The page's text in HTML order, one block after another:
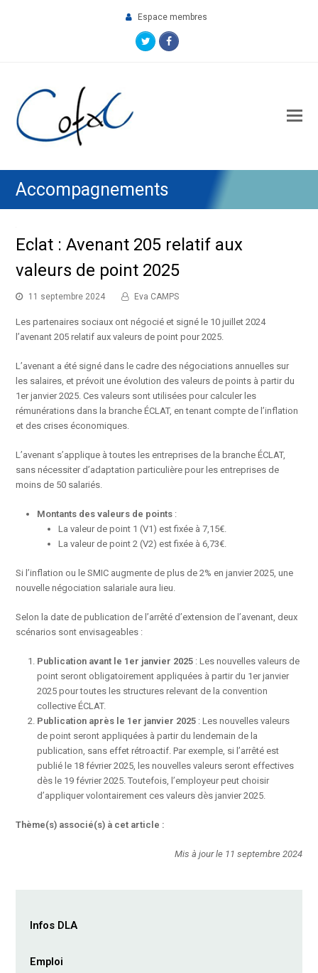
Espace membres
TwitterFacebook
Accompagnements
Eclat : Avenant 205 relatif aux
valeurs de point 2025
11 septembre 2024 Eva CAMPS
Les partenaires sociaux ont négocié et signé le 10 juillet 2024
l’avenant 205 relatif aux valeurs de point pour 2025.
L’avenant a été signé dans le cadre des négociations annuelles sur
les salaires, et prévoit une évolution des valeurs de points à partir du
1er janvier 2025. Ces valeurs sont utilisées pour calculer les
rémunérations dans la branche ÉCLAT, en tenant compte de l’inflation
et des crises économiques.
L’avenant s’applique à toutes les entreprises de la branche ÉCLAT,
sans nécessiter d’adaptation particulière pour les entreprises de
moins de 50 salariés.
Montants des valeurs de points :
La valeur de point 1 (V1) est fixée à 7,15€.
La valeur de point 2 (V2) est fixée à 6,73€.
Si l’inflation ou le SMIC augmente de plus de 2% en janvier 2025, une
nouvelle négociation salariale aura lieu.
Selon la date de publication de l’arrêté d’extension de l’avenant, deux
scénarios sont envisageables :
Publication avant le 1er janvier 2025 : Les nouvelles valeurs de
point seront obligatoirement appliquées à partir du 1er janvier
2025 pour toutes les structures relevant de la convention
collective ÉCLAT.
Publication après le 1er janvier 2025 : Les nouvelles valeurs
de point seront appliquées à partir du lendemain de la
publication, sans effet rétroactif. Par exemple, si l’arrêté est
publié le 18 février 2025, les nouvelles valeurs seront effectives
dès le 19 février 2025. Toutefois, l’employeur peut choisir
d’appliquer volontairement ces valeurs dès janvier 2025.
Thème(s) associé(s) à cet article :
Mis à jour le 11 septembre 2024
Infos DLA
Emploi